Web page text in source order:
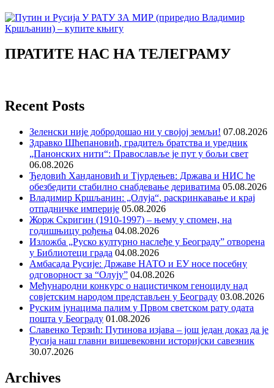
ПРАТИТЕ НАС НА ТЕЛЕГРАМУ
Recent Posts
Зеленски није добродошао ни у својој земљи! 07.08.2026
Здравко Шћепановић, градитељ братства и уредник
„Панонских нити“: Православље је пут у бољи свет
06.08.2026
Ђедовић Хандановић и Тјурдењев: Држава и НИС ће
обезбедити стабилно снабдевање дериватима 05.08.2026
Владимир Кршљанин: „Олуја“, раскринкавање и крај
отпадничке империје 05.08.2026
Жорж Скригин (1910-1997) – њему у спомен, на
годишњицу рођења 04.08.2026
Изложба „Руско културно наслеђе у Београду” отворена
у Библиотеци града 04.08.2026
Амбасада Русије: Државе НАТО и ЕУ носе посебну
одговорност за “Олују” 04.08.2026
Међународни конкурс о нацистичком геноциду над
совјетским народом представљен у Београду 03.08.2026
Руским јунацима палим у Првом светском рату одата
пошта у Београду 01.08.2026
Славенко Терзић: Путинова изјава – још један доказ да је
Русија наш главни вишевековни историјски савезник
30.07.2026
Archives